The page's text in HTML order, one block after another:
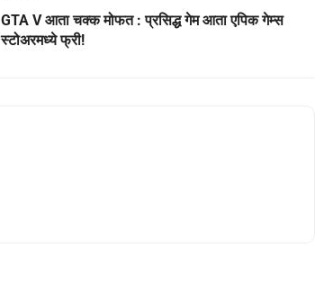
GTA V आता चक्क मोफत : प्रसिद्ध गेम आता एपिक गेम्स
स्टोअरमध्ये फ्री!